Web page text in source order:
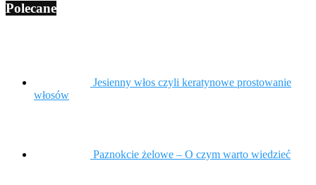
Polecane
Jesienny włos czyli keratynowe prostowanie
włosów
Paznokcie żelowe – O czym warto wiedzieć